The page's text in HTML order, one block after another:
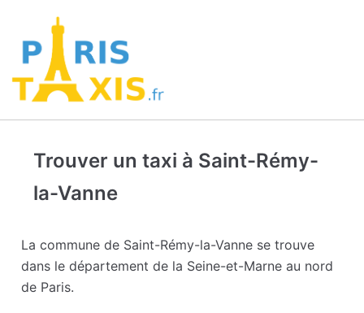
Trouver un taxi à Saint-Rémy-
la-Vanne
La commune de Saint-Rémy-la-Vanne se trouve
dans le département de la Seine-et-Marne au nord
de Paris.